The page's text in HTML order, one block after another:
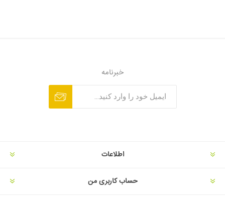
خبرنامه
اطلاعات
حساب کاربری من